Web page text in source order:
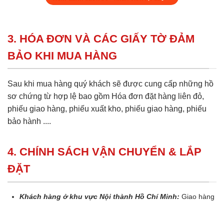
3. HÓA ĐƠN VÀ CÁC GIẤY TỜ ĐẢM
BẢO KHI MUA HÀNG
Sau khi mua hàng quý khách sẽ được cung cấp những hồ
sơ chứng từ hợp lệ bao gồm Hóa đơn đặt hàng liên đỏ,
phiếu giao hàng, phiếu xuất kho, phiếu giao hàng, phiếu
bảo hành ....
4. CHÍNH SÁCH VẬN CHUYỂN & LẮP
ĐẶT
Khách hàng ở khu vực Nội thành Hồ Chí Minh: Giao hàng